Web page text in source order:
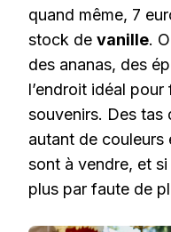
quand même, 7
stock de vanille.
des ananas, des
l’endroit idéal
souvenirs. Des tas
autant de
sont à vendre, et si
plus par faute de